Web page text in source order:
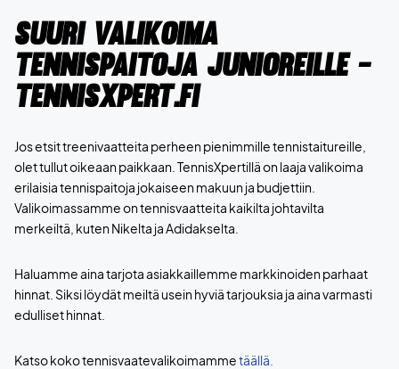
Suuri valikoima
tennispaitoja junioreille -
TennisXpert.fi
Jos etsit treenivaatteita perheen pienimmille tennistaitureille,
olet tullut oikeaan paikkaan. TennisXpertillä on laaja valikoima
erilaisia tennispaitoja jokaiseen makuun ja budjettiin.
Valikoimassamme on tennisvaatteita kaikilta johtavilta
merkeiltä, kuten Nikelta ja Adidakselta.
Haluamme aina tarjota asiakkaillemme markkinoiden parhaat
hinnat. Siksi löydät meiltä usein hyviä tarjouksia ja aina varmasti
edulliset hinnat.
Katso koko tennisvaatevalikoimammetäällä.